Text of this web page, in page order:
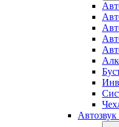
Автозвук